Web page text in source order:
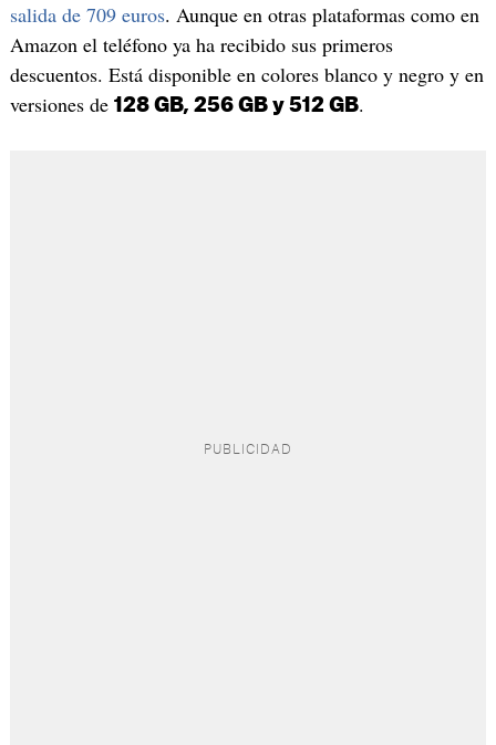
salida de 709 euros. Aunque en otras plataformas como en
Amazon el teléfono ya ha recibido sus primeros
descuentos. Está disponible en colores blanco y negro y en
versiones de 128 GB, 256 GB y 512 GB.